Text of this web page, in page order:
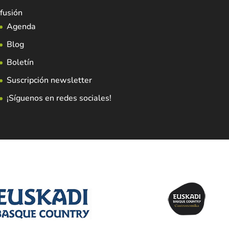
Agenda
Blog
Boletín
Suscripción newsletter
¡Síguenos en redes sociales!